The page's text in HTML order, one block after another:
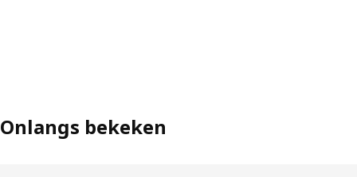
Onlangs bekeken